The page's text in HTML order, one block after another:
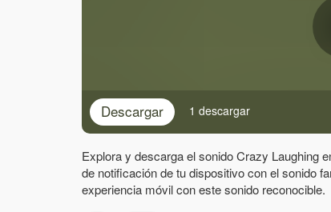
Descargar 1 descargar
Explora y descarga el sonido Crazy Laughing
de notificación de tu dispositivo con el sonido
experiencia móvil con este sonido reconocible.